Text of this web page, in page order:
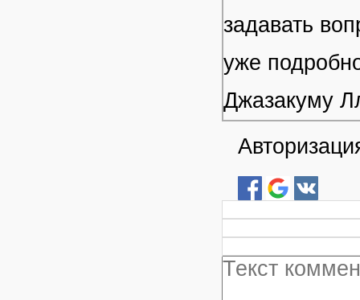
задавать
уже
Джазакуму